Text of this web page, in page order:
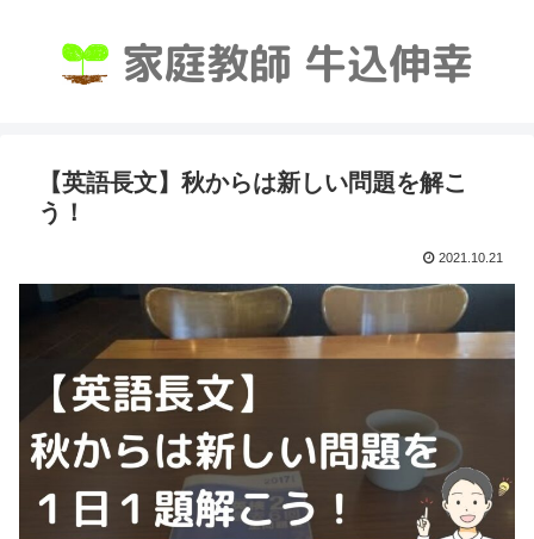
【英語長文】秋からは新しい問題を解こ
う！
2021.10.21